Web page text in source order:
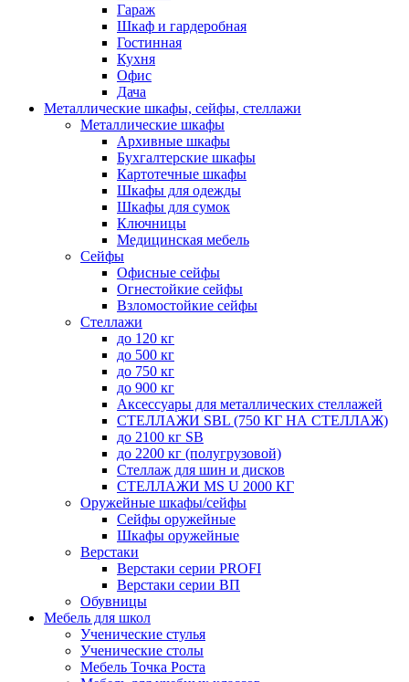
Гараж
Шкаф и гардеробная
Гостинная
Кухня
Офис
Дача
Металлические шкафы, сейфы, стеллажи
Металлические шкафы
Архивные шкафы
Бухгалтерские шкафы
Картотечные шкафы
Шкафы для одежды
Шкафы для сумок
Ключницы
Медицинская мебель
Сейфы
Офисные сейфы
Огнестойкие сейфы
Взломостойкие сейфы
Стеллажи
до 120 кг
до 500 кг
до 750 кг
до 900 кг
Аксессуары для металлических стеллажей
СТЕЛЛАЖИ SBL (750 КГ НА СТЕЛЛАЖ)
до 2100 кг SB
до 2200 кг (полугрузовой)
Стеллаж для шин и дисков
СТЕЛЛАЖИ MS U 2000 КГ
Оружейные шкафы/сейфы
Сейфы оружейные
Шкафы оружейные
Верстаки
Верстаки серии PROFI
Верстаки серии ВП
Обувницы
Мебель для школ
Ученические стулья
Ученические столы
Мебель Точка Роста